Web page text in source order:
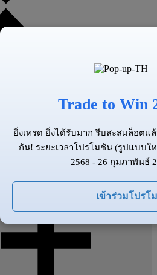
Trade to Win
ยิ่งเทรด ยิ่งได้รับมาก รีบสะสมล็อตแ
กัน! ระยะเวลาโปรโมชัน (รูปแบบใ
2568 - 26 กุมภาพันธ์
เข้าร่วมโปรโ